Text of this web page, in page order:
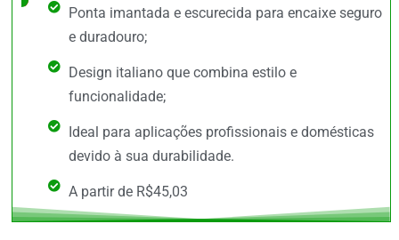
Ponta imantada e escurecida para encaixe seguro
e duradouro;
Design italiano que combina estilo e
funcionalidade;
Ideal para aplicações profissionais e domésticas
devido à sua durabilidade.
A partir de R$45,03